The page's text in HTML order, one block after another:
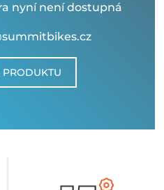
nyní není dostupná